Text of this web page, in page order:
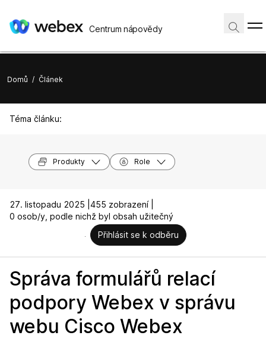
Centrum nápovědy
Domů / Článek
Téma článku:
Produkty Role
27. listopadu 2025 | 455 zobrazení |
0 osob/y, podle nichž byl obsah užitečný
Přihlásit se k odběru
Správa formulářů relací
podpory Webex v správu
webu Cisco Webex